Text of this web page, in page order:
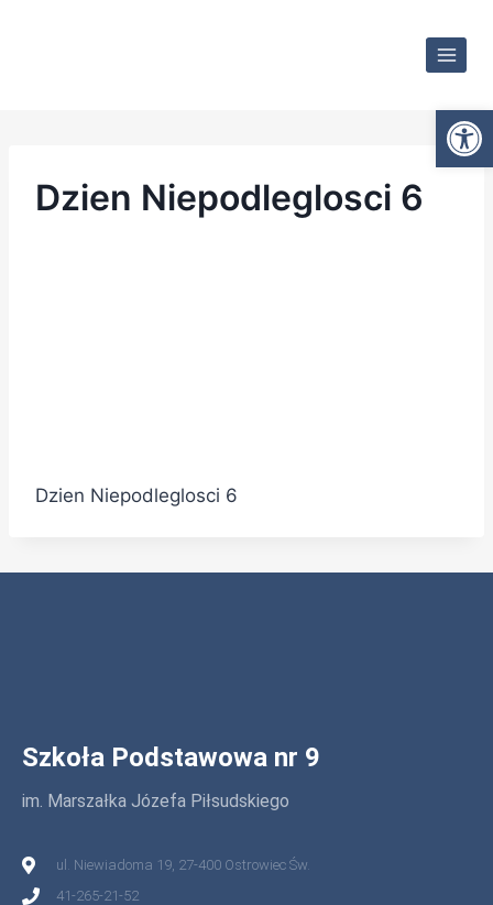
Dzien Niepodleglosci 6
Dzien Niepodleglosci 6
Szkoła Podstawowa nr 9
im. Marszałka Józefa Piłsudskiego
ul. Niewiadoma 19, 27-400 Ostrowiec Św.
41-265-21-52